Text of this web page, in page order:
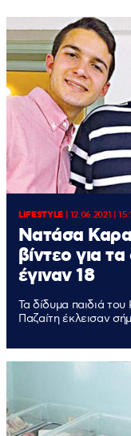
LIFESTYLE| 12.06.2021 |
Νατάσα
βίντεο για
έγιναν 18
Τα δίδυμα παιδιά
Παζαίτη έκλεισαν